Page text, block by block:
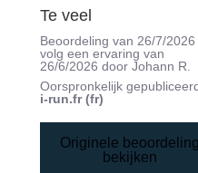
Te veel
Beoordeling van26/7/2026
volg een ervaring van
26/6/2026 doorJohann R.
Oorspronkelijk
i-run.fr (fr)
Originele
bekijken